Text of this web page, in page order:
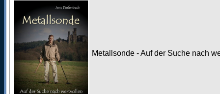
Metallsonde - Auf der Suche nach